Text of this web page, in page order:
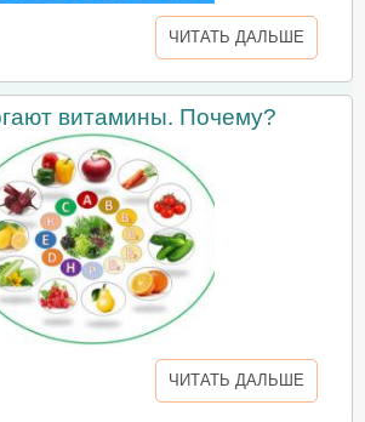
ЧИТАТЬ ДАЛЬШЕ
витамины. Почему?
ЧИТАТЬ ДАЛЬШЕ